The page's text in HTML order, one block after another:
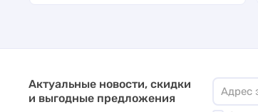
Актуальные новости, скидки
и выгодные предложения